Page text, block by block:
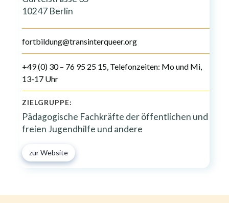
10247 Berlin
fortbildung@transinterqueer.org
+49 (0) 30 – 76 95 25 15, Telefonzeiten: Mo und Mi,
13-17 Uhr
ZIELGRUPPE:
Pädagogische Fachkräfte der öffentlichen und
freien Jugendhilfe und andere
zur Website